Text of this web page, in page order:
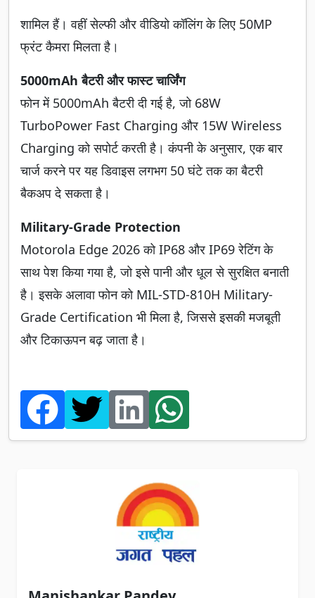
शामिल हैं। वहीं सेल्फी और वीडियो कॉलिंग के लिए 50MP
फ्रंट कैमरा मिलता है।
5000mAh बैटरी और फास्ट चार्जिंग
फोन में 5000mAh बैटरी दी गई है, जो 68W
TurboPower Fast Charging और 15W Wireless
Charging को सपोर्ट करती है। कंपनी के अनुसार, एक बार
चार्ज करने पर यह डिवाइस लगभग 50 घंटे तक का बैटरी
बैकअप दे सकता है।
Military-Grade Protection
Motorola Edge 2026 को IP68 और IP69 रेटिंग के
साथ पेश किया गया है, जो इसे पानी और धूल से सुरक्षित बनाती
है। इसके अलावा फोन को MIL-STD-810H Military-
Grade Certification भी मिला है, जिससे इसकी मजबूती
और टिकाऊपन बढ़ जाता है।